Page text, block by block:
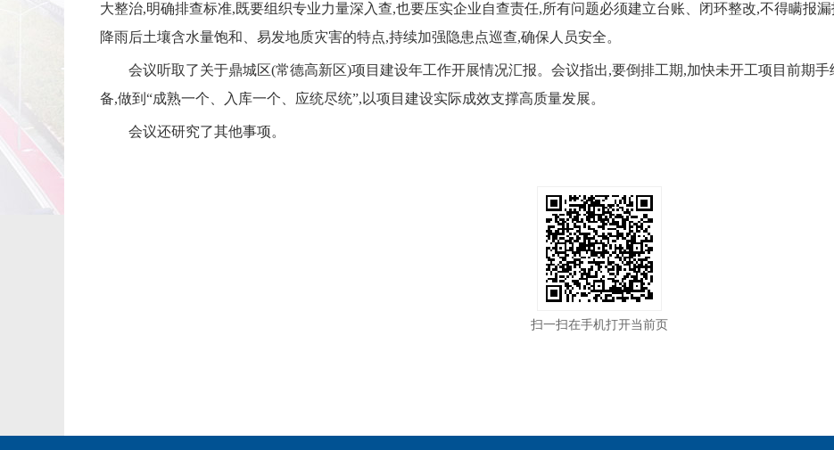
大整治,明确排查标准,既要组织专业力量深入查,也要压实企业自查责任,所有问题必须建立台账、闭环整改,不得瞒报
降雨后土壤含水量饱和、易发地质灾害的特点,持续加强隐患点巡查,确保人员安全。
会议听取了关于鼎城区(常德高新区)项目建设年工作开展情况汇报。会议指出,要倒排工期,加快未开工项目前期
备,做到“成熟一个、入库一个、应统尽统”,以项目建设实际成效支撑高质量发展。
会议还研究了其他事项。
扫一扫在手机打开当前页